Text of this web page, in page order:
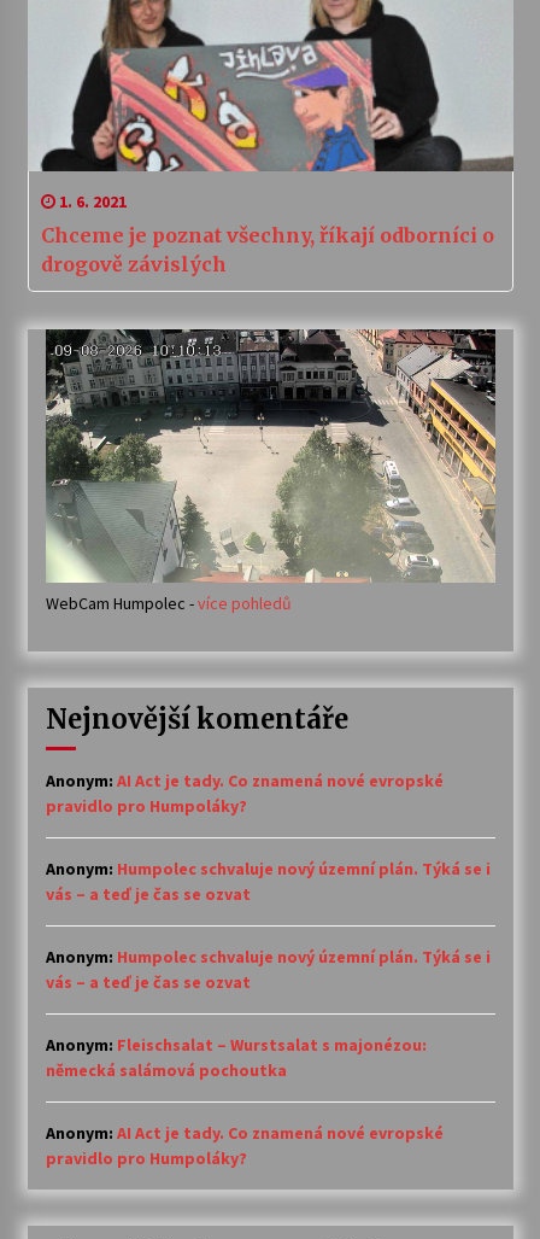
1. 6. 2021
Chceme je poznat všechny, říkají odborníci o
drogově závislých
WebCam Humpolec -více pohledů
Nejnovější komentáře
Anonym: AI Act je tady. Co znamená nové evropské
pravidlo pro Humpoláky?
Anonym: Humpolec schvaluje nový územní plán. Týká se i
vás – a teď je čas se ozvat
Anonym: Humpolec schvaluje nový územní plán. Týká se i
vás – a teď je čas se ozvat
Anonym: Fleischsalat – Wurstsalat s majonézou:
německá salámová pochoutka
Anonym: AI Act je tady. Co znamená nové evropské
pravidlo pro Humpoláky?